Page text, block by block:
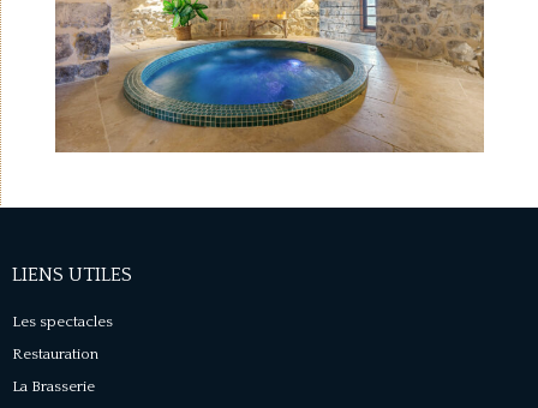
LIENS UTILES
Les spectacles
Restauration
La Brasserie